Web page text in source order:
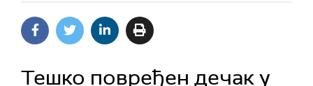
Тешко повређен дечак у